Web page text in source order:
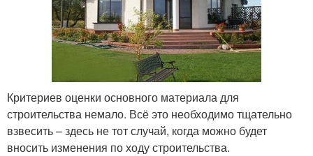
Критериев оценки основного материала для
строительства немало. Всё это необходимо тщательно
взвесить – здесь не тот случай, когда можно будет
вносить изменения по ходу строительства.